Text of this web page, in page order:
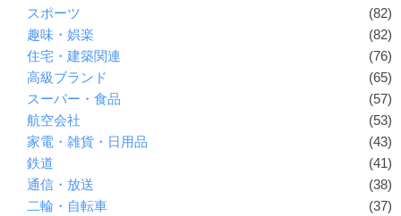
スポーツ
(82)
趣味・娯楽
(82)
住宅・建築関連
(76)
高級ブランド
(65)
スーパー・食品
(57)
航空会社
(53)
家電・雑貨・日用品
(43)
鉄道
(41)
通信・放送
(38)
二輪・自転車
(37)